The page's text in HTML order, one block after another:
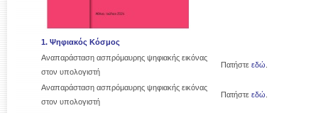
1. Ψηφιακός Κόσμος
Αναπαράσταση ασπρόμαυρης ψηφιακής εικόνας
στον υπολογιστή
Πατήστε εδώ
Αναπαράσταση ασπρόμαυρης ψηφιακής εικόνας
στον υπολογιστή
Πατήστε εδώ